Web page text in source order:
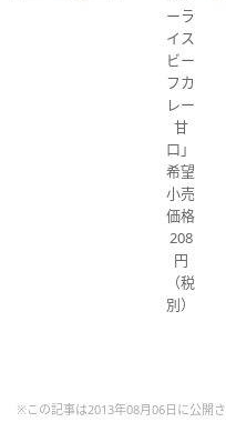
ーラ
イス
ビー
フカ
レー
甘
口」
希望
小売
価格
208
円
（税
別）
※この記事は2013年08月06日に公開